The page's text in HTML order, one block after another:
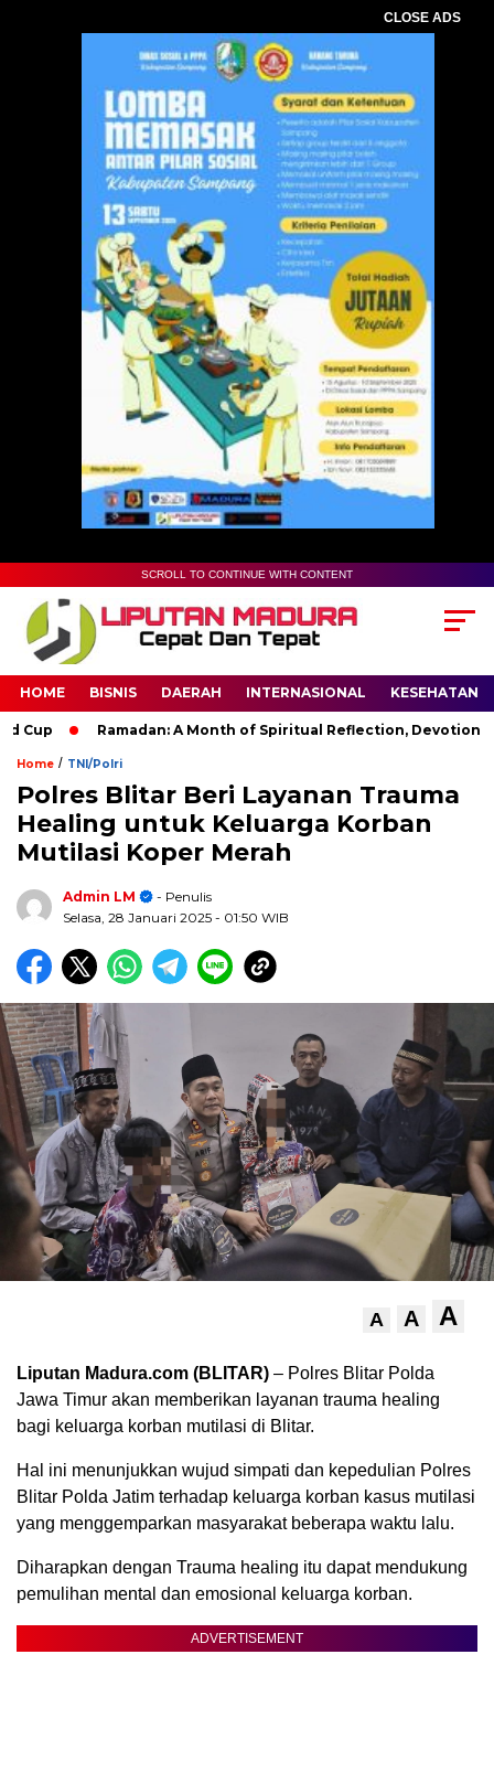
CLOSE ADS
SCROLL TO CONTINUE WITH CONTENT
HOME BISNIS DAERAH INTERNASIONAL KESEHATAN
Ramadan: A Month of Spiritual Reflection, Devotion, and
Home / TNI/Polri
Polres Blitar Beri Layanan Trauma
Healing untuk Keluarga Korban
Mutilasi Koper Merah
Admin LM
- Penulis
Selasa, 28 Januari 2025 - 01:50 WIB
A A A
Liputan Madura.com (BLITAR) – Polres Blitar Polda
Jawa Timur akan memberikan layanan trauma healing
bagi keluarga korban mutilasi di Blitar.
Hal ini menunjukkan wujud simpati dan kepedulian Polres
Blitar Polda Jatim terhadap keluarga korban kasus mutilasi
yang menggemparkan masyarakat beberapa waktu lalu.
Diharapkan dengan Trauma healing itu dapat mendukung
pemulihan mental dan emosional keluarga korban.
ADVERTISEMENT